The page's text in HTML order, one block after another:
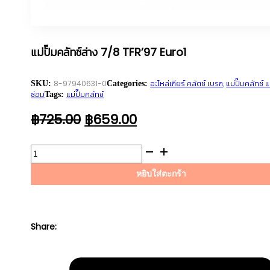
แม่ปั๊มคลัทช์ล่าง 7/8 TFR’97 Euro1
SKU: 8-97940631-0Categories: อะไหล่เกียร์ คลัตช์ เบรก, แม่ปั๊มคลัทช์ แ
ซ่อมTags: แม่ปั๊มคลัทช์
฿725.00 ORIGINAL
PRICE
WAS:
฿725.00.
฿659.00CURRENT
PRICE
IS:
฿659.00.
จำนวน
แม่
ปั๊ม
7/8
หยิบใส่ตะกร้า
Share: